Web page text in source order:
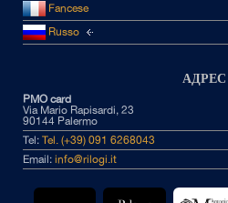
Fancese
Russo
АДРЕС
PMO card
Via Mario Rapisardi, 23
90144 Palermo
Tel: Tel. (+39) 091 6268043
Email: info@rilogi.it